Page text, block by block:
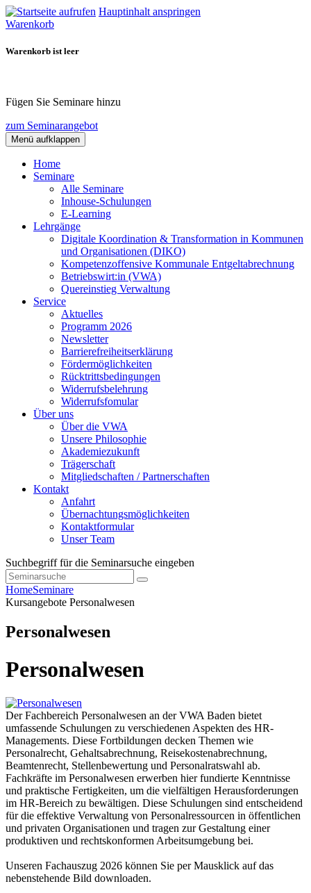
Hauptinhalt anspringen
Warenkorb
Warenkorb ist leer
Fügen Sie Seminare hinzu
zum Seminarangebot
Menü aufklappen
Home
Seminare
Alle Seminare
Inhouse-Schulungen
E-Learning
Lehrgänge
Digitale Koordination & Transformation in Kommunen
und Organisationen (DIKO)
Kompetenzoffensive Kommunale Entgeltabrechnung
Betriebswirt:in (VWA)
Quereinstieg Verwaltung
Service
Aktuelles
Programm 2026
Newsletter
Barrierefreiheitserklärung
Fördermöglichkeiten
Rücktrittsbedingungen
Widerrufsbelehrung
Widerrufsfomular
Über uns
Über die VWA
Unsere Philosophie
Akademiezukunft
Trägerschaft
Mitgliedschaften / Partnerschaften
Kontakt
Anfahrt
Übernachtungsmöglichkeiten
Kontaktformular
Unser Team
Suchbegriff für die Seminarsuche eingeben
HomeSeminare
Kursangebote Personalwesen
Personalwesen
Personalwesen
Der Fachbereich Personalwesen an der VWA Baden bietet
umfassende Schulungen zu verschiedenen Aspekten des HR-
Managements. Diese Fortbildungen decken Themen wie
Personalrecht, Gehaltsabrechnung, Reisekostenabrechnung,
Beamtenrecht, Stellenbewertung und Personalratswahl ab.
Fachkräfte im Personalwesen erwerben hier fundierte Kenntnisse
und praktische Fertigkeiten, um die vielfältigen Herausforderungen
im HR-Bereich zu bewältigen. Diese Schulungen sind entscheidend
für die effektive Verwaltung von Personalressourcen in öffentlichen
und privaten Organisationen und tragen zur Gestaltung einer
produktiven und rechtskonformen Arbeitsumgebung bei.
Unseren Fachauszug 2026 können Sie per Mausklick auf das
nebenstehende Bild downloaden.